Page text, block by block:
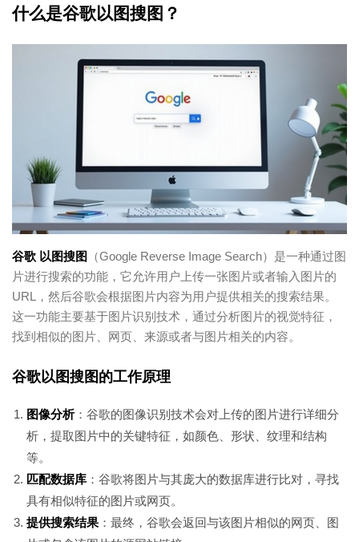
什么是谷歌以图搜图？
谷歌 以图搜图
（Google Reverse Image Search）是一种通过图
片进行搜索的功能，它允许用户上传一张图片或者输入图片的
URL，然后谷歌会根据图片内容为用户提供相关的搜索结果。
这一功能主要基于图片识别技术，通过分析图片的视觉特征，
找到相似的图片、网页、来源或者与图片相关的内容。
谷歌以图搜图的工作原理
图像分析：谷歌的图像识别技术会对上传的图片进行详细分
析，提取图片中的关键特征，如颜色、形状、纹理和结构
等。
匹配数据库 ：谷歌将图片与其庞大的数据库进行比对，寻找
具有相似特征的图片或网页。
提供搜索结果 ：最终，谷歌会返回与该图片相似的网页、图